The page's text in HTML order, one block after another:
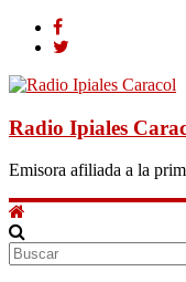
Radio Ipiales
Emisora afiliada a la